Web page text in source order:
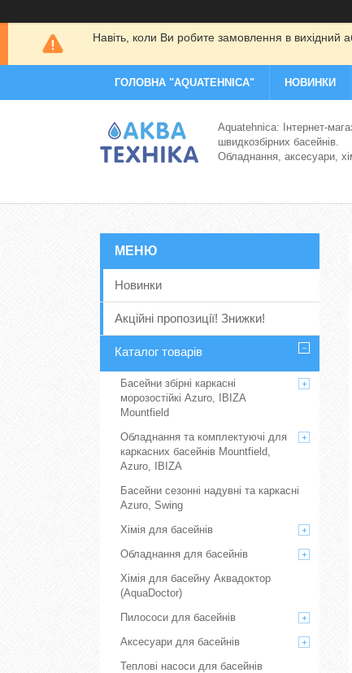
Навіть, коли Ви робите замовлення в вихідний
ГОЛОВНА "AQUATEHNICA" НОВИНКИ
Aquatehnica: Інтернет-
швидкозбірних басейнів.
Обладнання, аксесуари,
Новинки
Акційні пропозиції! Знижки!
Каталог товарів
Басейни збірні каркасні
морозостійкі Azuro, IBIZA
Mountfield
Обладнання та комплектуючі для
каркасних басейнів Mountfield,
Azuro, IBIZA
Басейни сезонні надувні та каркасні
Azuro, Swing
Хімія для басейнів
Обладнання для басейнів
Хімія для басейну Аквадоктор
(AquaDoctor)
Пилососи для басейнів
Аксесуари для басейнів
Теплові насоси для басейнів